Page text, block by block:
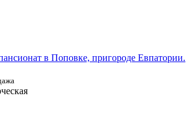
в Поповке, пригороде Евпатории.